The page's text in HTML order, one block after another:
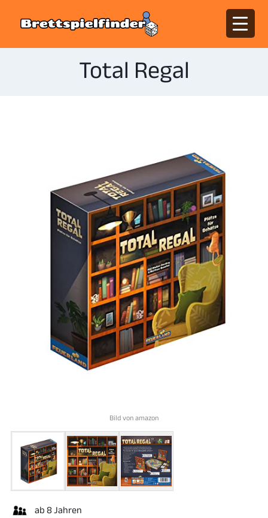
Total Regal
Bild von amazon
ab 8 Jahren